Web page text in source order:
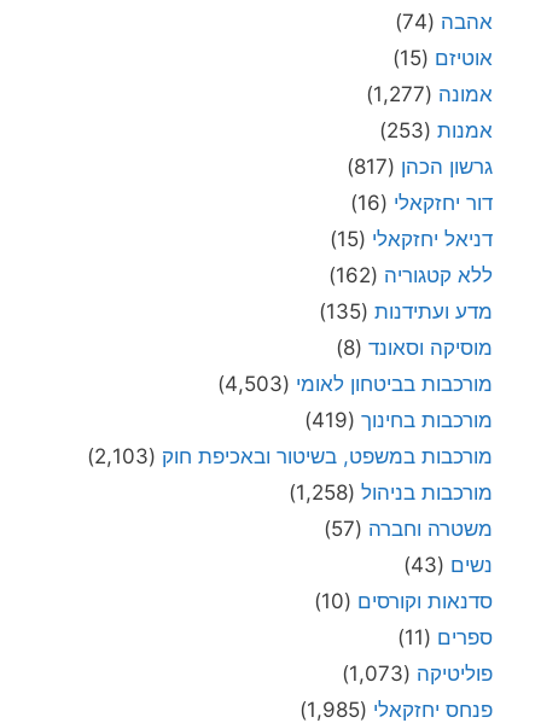
אהבה (74)
אוטיזם (15)
אמונה (1,277)
אמנות (253)
גרשון הכהן (817)
דור יחזקאלי (16)
דניאל יחזקאלי (15)
ללא קטגוריה (162)
מדע ועתידנות (135)
מוסיקה וסאונד (8)
מורכבות בביטחון לאומי (4,503)
מורכבות בחינוך (419)
מורכבות במשפט, בשיטור ובאכיפת חוק (2,103)
מורכבות בניהול (1,258)
משטרה וחברה (57)
נשים (43)
סדנאות וקורסים (10)
ספרים (11)
פוליטיקה (1,073)
פנחס יחזקאלי (1,985)